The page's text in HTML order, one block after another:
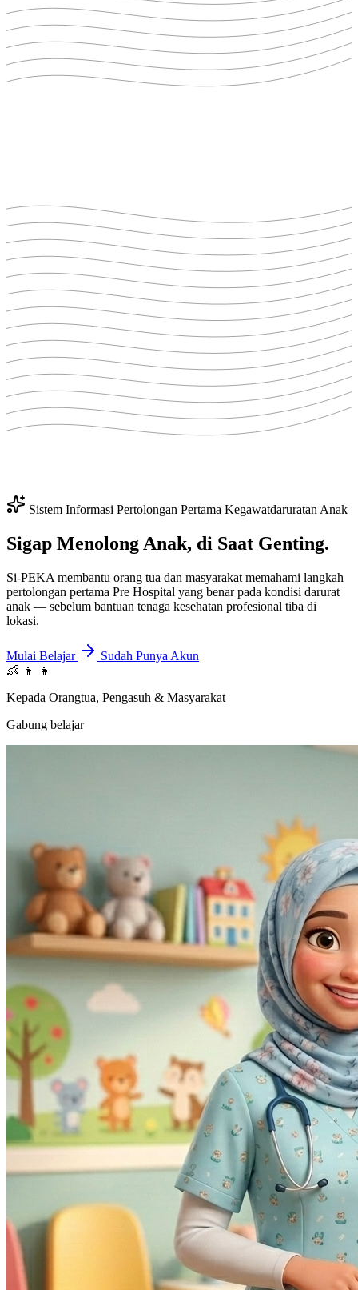
Sistem Informasi Pertolongan Pertama Kegawatdaruratan Anak
Sigap Menolong Anak, di Saat Genting.
Si-PEKA membantu orang tua dan masyarakat memahami langkah
pertolongan pertama Pre Hospital yang benar pada kondisi darurat
anak — sebelum bantuan tenaga kesehatan profesional tiba di
lokasi.
Mulai Belajar
Sudah Punya Akun
👶 👦
👧
⁠Kepada Orangtua, Pengasuh & Masyarakat
Gabung belajar